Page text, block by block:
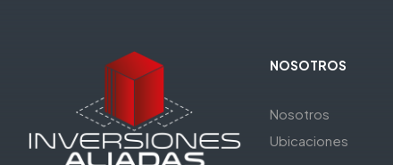
NOSOTROS
Nosotros
Ubicaciones